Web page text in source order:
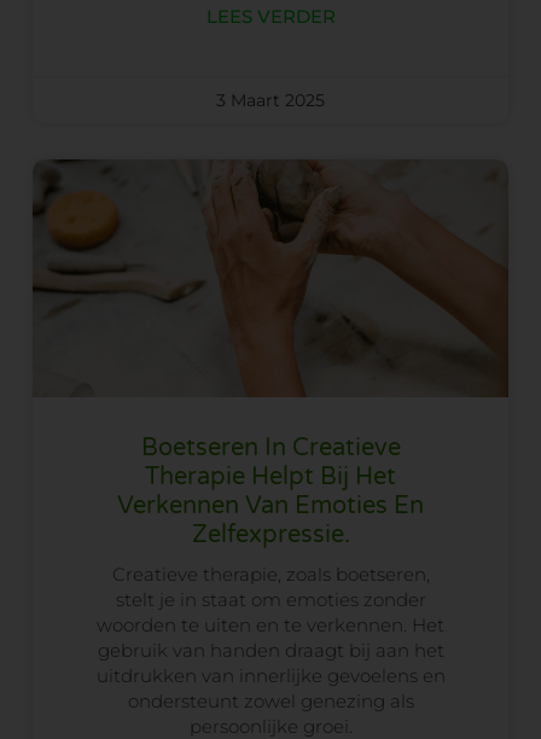
LEES VERDER
3 Maart 2025
Boetseren In Creatieve
Therapie Helpt Bij Het
Verkennen Van Emoties En
Zelfexpressie.
Creatieve therapie, zoals boetseren,
stelt je in staat om emoties zonder
woorden te uiten en te verkennen. Het
gebruik van handen draagt bij aan het
uitdrukken van innerlijke gevoelens en
ondersteunt zowel genezing als
persoonlijke groei.